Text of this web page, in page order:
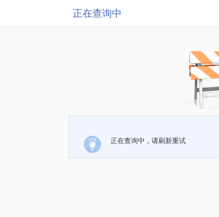
正在查询中
正在查询中，请刷新重试